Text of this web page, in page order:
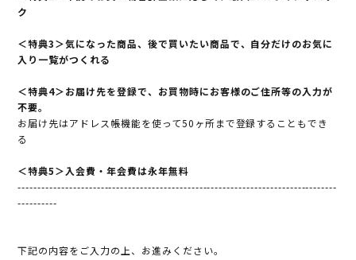
ク
＜特典3＞気になった商品、後で買いたい商品で、自分だけのお気に
入り一覧がつくれる
＜特典4＞お届け先を登録で、お買物時にお客様のご住所等の入力が
不要。
お届け先はアドレス帳機能を使って50ヶ所まで登録することもでき
る
＜特典5＞入会費・年会費は永年無料
---------------------------------------------------------------------------------
----------
下記の内容をご入力の上、お進みください。